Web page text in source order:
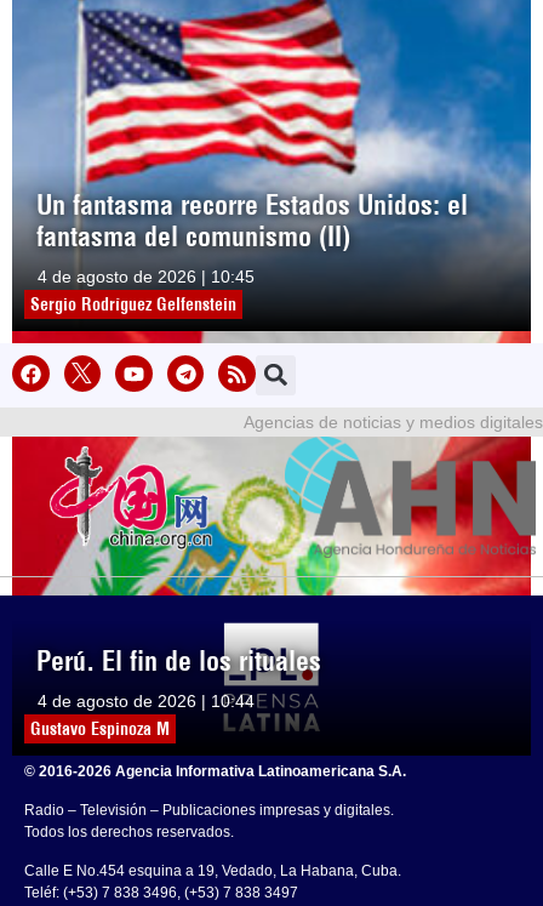
Un fantasma recorre Estados Unidos: el
fantasma del comunismo (II)
4 de agosto de 2026 | 10:45
Sergio Rodríguez Gelfenstein
Perú. El fin de los rituales
4 de agosto de 2026 | 10:44
Gustavo Espinoza M
Agencias de noticias y medios digitales
© 2016-2026 Agencia Informativa Latinoamericana S.A.
Radio – Televisión – Publicaciones impresas y digitales.
Todos los derechos reservados.
Calle E No.454 esquina a 19, Vedado, La Habana, Cuba.
Teléf: (+53) 7 838 3496, (+53) 7 838 3497